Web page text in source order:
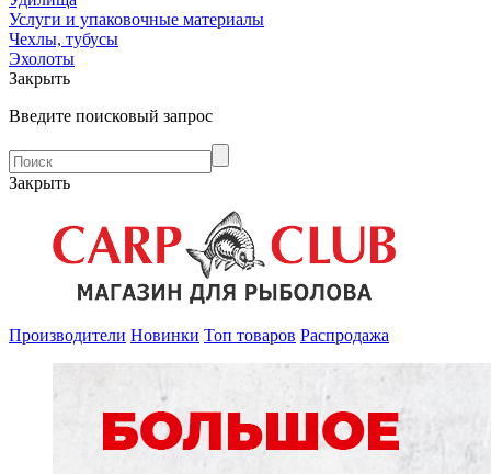
Услуги и упаковочные материалы
Чехлы, тубусы
Эхолоты
Закрыть
Введите поисковый запрос
Закрыть
Производители Новинки Топ товаров Распродажа